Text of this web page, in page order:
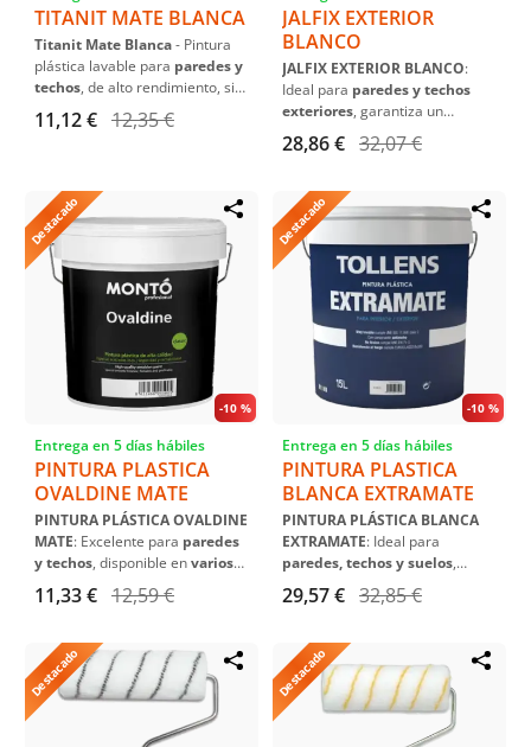
TITANIT MATE BLANCA
Titanit Mate Blanca- Pintura
plástica lavable para paredes y
techos, de alto rendimiento, sin
salpicaduras ni marcas de
rodillo. Disponible en 750ML, 4L,
11,12 € 12,35 €
JALFIX EXTERIOR
BLANCO
JALFIX EXTERIOR BLANCO:
Ideal para paredes y techos
exteriores, garantiza un
acabadobrillante y duradero
en blanco puro.
28,86 € 32,07 €
-10 %
Destacado
Entrega en 5 días hábiles
PINTURA PLASTICA
OVALDINE MATE
PINTURA PLÁSTICA OVALDINE
MATE: Excelente para paredes
y techos, disponible envarios
colores y tamaños para
adaptarse a cualquier proyecto.
11,33 € 12,59 €
-10 %
Destacado
Entrega en 5 días hábiles
PINTURA PLASTICA
BLANCA EXTRAMATE
PINTURA PLÁSTICA BLANCA
EXTRAMATE: Ideal para
paredes, techos y suelos,
proporciona un acabado
matey una cobertura
29,57 € 32,85 €
Destacado Destacado